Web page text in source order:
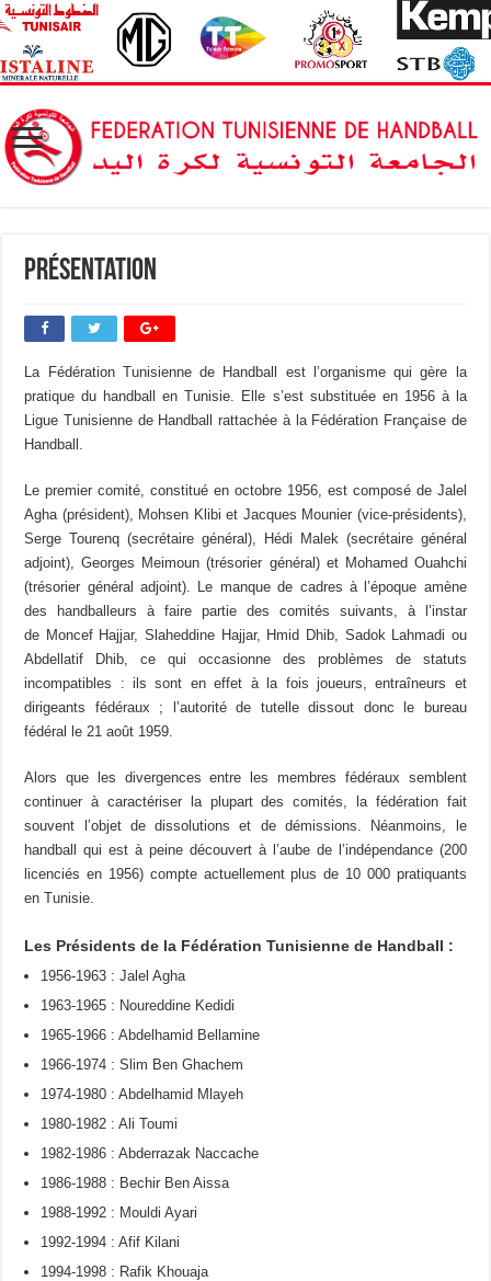
Présentation
La Fédération Tunisienne de Handball est l’organisme qui gère la
pratique du handball en Tunisie. Elle s’est substituée en 1956 à la
Ligue Tunisienne de Handball rattachée à la Fédération Française de
Handball.
Le premier comité, constitué en octobre 1956, est composé de Jalel
Agha (président), Mohsen Klibi et Jacques Mounier (vice-présidents),
Serge Tourenq (secrétaire général), Hédi Malek (secrétaire général
adjoint), Georges Meimoun (trésorier général) et Mohamed Ouahchi
(trésorier général adjoint). Le manque de cadres à l’époque amène
des handballeurs à faire partie des comités suivants, à l’instar
de Moncef Hajjar, Slaheddine Hajjar, Hmid Dhib, Sadok Lahmadi ou
Abdellatif Dhib, ce qui occasionne des problèmes de statuts
incompatibles : ils sont en effet à la fois joueurs, entraîneurs et
dirigeants fédéraux ; l’autorité de tutelle dissout donc le bureau
fédéral le 21 août 1959.
Alors que les divergences entre les membres fédéraux semblent
continuer à caractériser la plupart des comités, la fédération fait
souvent l’objet de dissolutions et de démissions. Néanmoins, le
handball qui est à peine découvert à l’aube de l’indépendance (200
licenciés en 1956) compte actuellement plus de 10 000 pratiquants
en Tunisie.
Les Présidents de la Fédération Tunisienne de Handball :
1956-1963 : Jalel Agha
1963-1965 : Noureddine Kedidi
1965-1966 : Abdelhamid Bellamine
1966-1974 : Slim Ben Ghachem
1974-1980 : Abdelhamid Mlayeh
1980-1982 : Ali Toumi
1982-1986 : Abderrazak Naccache
1986-1988 : Bechir Ben Aissa
1988-1992 : Mouldi Ayari
1992-1994 : Afif Kilani
1994-1998 : Rafik Khouaja